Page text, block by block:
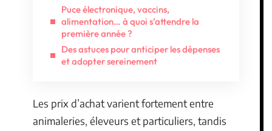
Puce électronique, vaccins,
alimentation… à quoi s’attendre la
première année ?
Des astuces pour anticiper les dépenses
et adopter sereinement
Les prix d’achat varient fortement entre
animaleries, éleveurs et particuliers, tandis